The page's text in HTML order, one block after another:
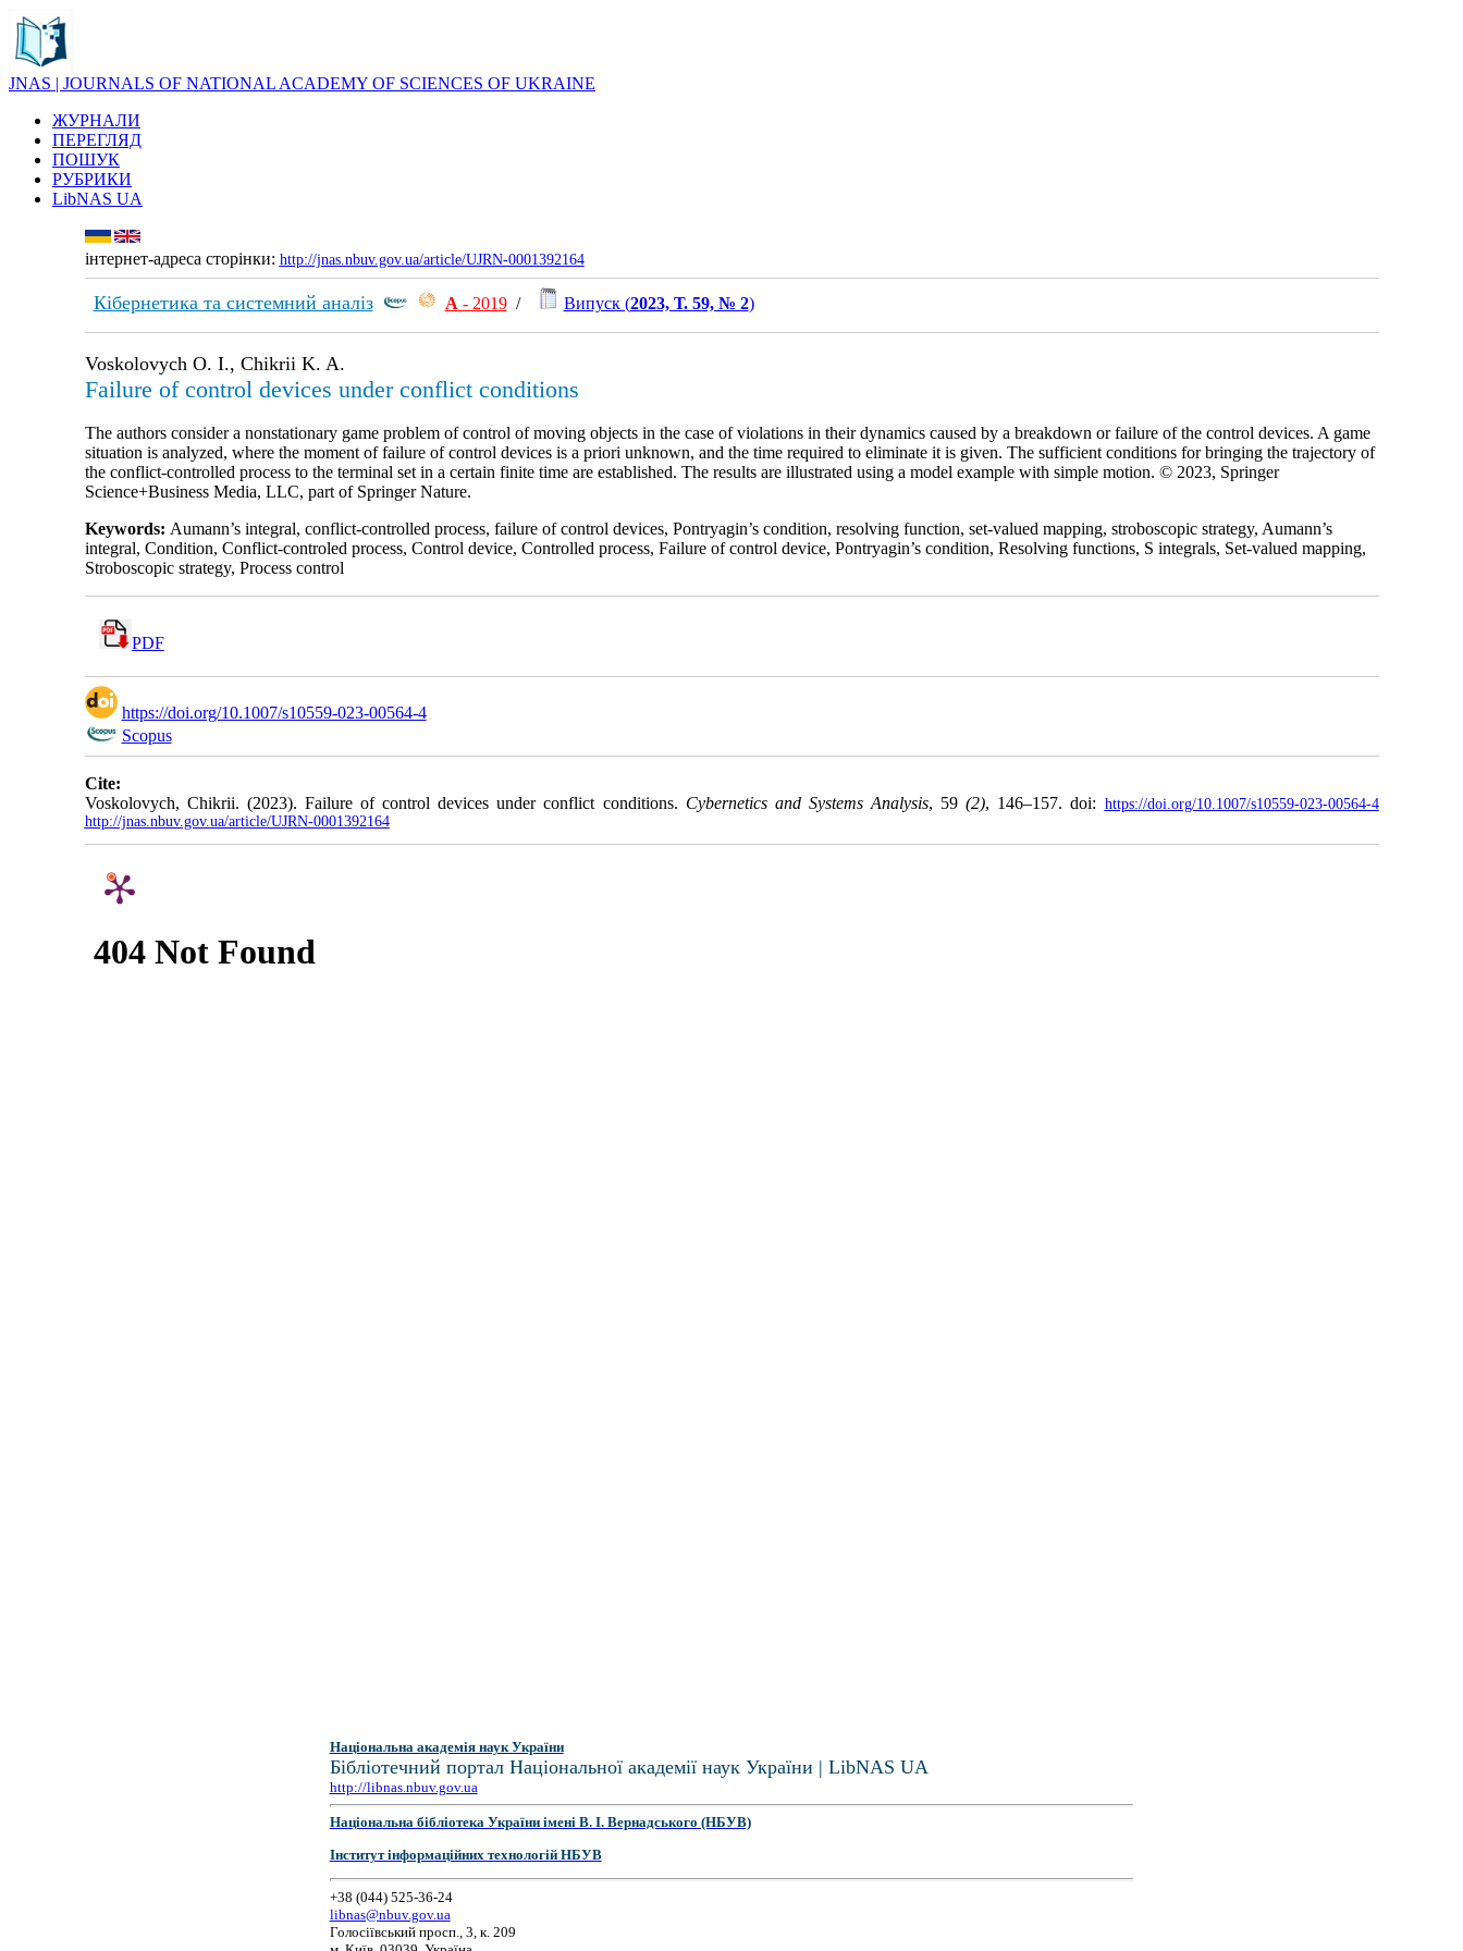
JNAS | JOURNALS OF NATIONAL ACADEMY OF SCIENCES OF UKRAINE
ЖУРНАЛИ
ПЕРЕГЛЯД
ПОШУК
РУБРИКИ
LibNAS UA
інтернет-адреса сторінки: http://jnas.nbuv.gov.ua/article/UJRN-0001392164
Кібернетика та системний аналіз А - 2019/ Випуск (2023, Т. 59, № 2)
Voskolovych О. І., Chikrii K. A.
Failure of control devices under conflict conditions
The authors consider a nonstationary game problem of control of moving objects in the case of violations in their dynamics caused by a breakdown or failure of the control devices. A game
situation is analyzed, where the moment of failure of control devices is a priori unknown, and the time required to eliminate it is given. The sufficient conditions for bringing the trajectory of
the conflict-controlled process to the terminal set in a certain finite time are established. The results are illustrated using a model example with simple motion. © 2023, Springer
Science+Business Media, LLC, part of Springer Nature.
Keywords: Aumann’s integral, conflict-controlled process, failure of control devices, Pontryagin’s condition, resolving function, set-valued mapping, stroboscopic strategy, Aumann’s
integral, Condition, Conflict-controled process, Control device, Controlled process, Failure of control device, Pontryagin’s condition, Resolving functions, S integrals, Set-valued mapping,
Stroboscopic strategy, Process control
PDF
https://doi.org/10.1007/s10559-023-00564-4
Scopus
Cite:
Voskolovych, Chikrii. (2023). Failure of control devices under conflict conditions. Cybernetics and Systems Analysis, 59(2), 146–157. doi: https://doi.org/10.1007/s10559-023-00564-4
http://jnas.nbuv.gov.ua/article/UJRN-0001392164
Національна академія наук України
Бібліотечний портал Національної академії наук України | LibNAS UA
http://libnas.nbuv.gov.ua
Національна бібліотека України імені В. І. Вернадського (НБУВ)
Інститут інформаційних технологій НБУВ
+38 (044) 525-36-24
libnas@nbuv.gov.ua
Голосіївський просп., 3, к. 209